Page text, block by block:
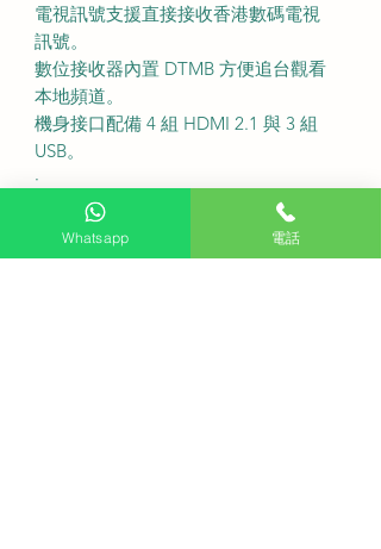
電視訊號支援直接接收香港數碼電視
訊號。
數位接收器內置 DTMB 方便追台觀看
本地頻道。
機身接口配備 4 組 HDMI 2.1 與 3 組
USB。
·
服務收費
免費座檯安裝：不收費
送貨費用：不收費
Whatsapp 電話